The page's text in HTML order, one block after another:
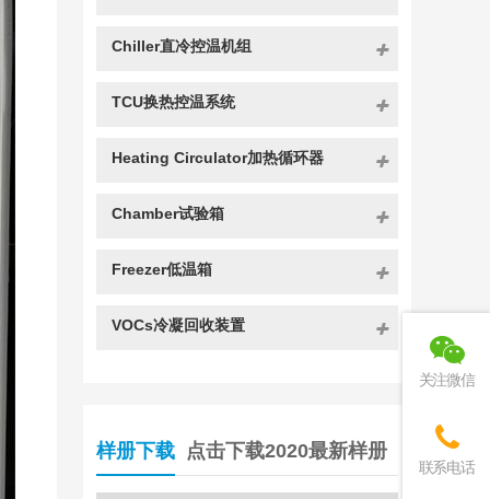
Chiller直冷控温机组
TCU换热控温系统
Heating Circulator加热循环器
Chamber试验箱
Freezer低温箱
VOCs冷凝回收装置
样册下载 点击下载2020最新样册
关注微信
联系电话